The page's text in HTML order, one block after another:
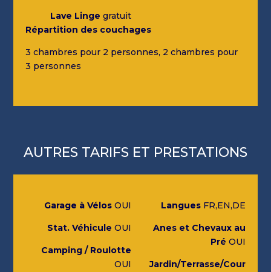
Lave Linge gratuit
Répartition des couchages
3 chambres pour 2 personnes, 2 chambres pour
3 personnes
AUTRES TARIFS ET PRESTATIONS
Garage à VélosOUI
Stat. Véhicule OUI
Camping / Roulotte
OUI
LanguesFR,EN,DE
Anes et Chevaux au
Pré OUI
Jardin/Terrasse/Cour